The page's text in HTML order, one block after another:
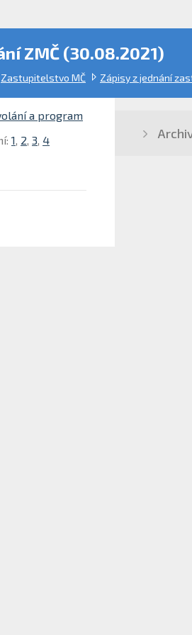
ZMČ (30.08.2021)
Zastupitelstvo MČ Zápisy z jednání
a program
1, 2, 3, 4